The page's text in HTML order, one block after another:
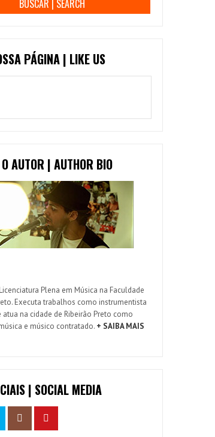
PÁGINA | LIKE US
AUTOR | AUTHOR BIO
Plena em Música na Faculdade
Executa trabalhos como instrumentista
atua na cidade de Ribeirão Preto como
e músico contratado. + SAIBA MAIS
| SOCIAL MEDIA